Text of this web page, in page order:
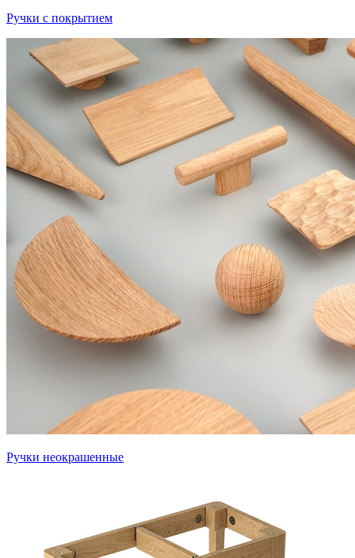
Ручки с покрытием
Ручки неокрашенные